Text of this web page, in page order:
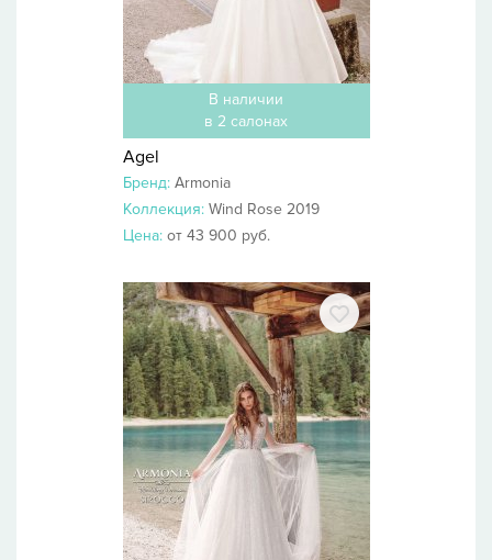
В наличии
в 2 салонах
Agel
Бренд: Armonia
Коллекция: Wind Rose 2019
Цена: от 43 900 руб.